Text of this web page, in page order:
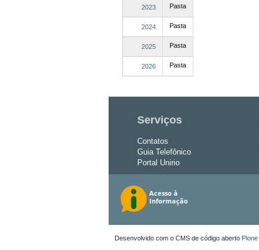
2023 Pasta
2024 Pasta
2025 Pasta
2026 Pasta
Serviços
Contatos
Guia Telefônico
Portal Unirio
Desenvolvido com o CMS de código aberto Plone